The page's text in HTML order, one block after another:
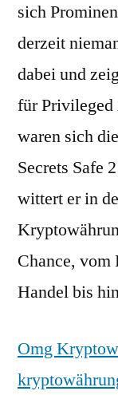
sich
derzeit
dabei und
für Privileged
waren sich
Secrets Safe
wittert er in
Chance, vom
Handel bis
Omg